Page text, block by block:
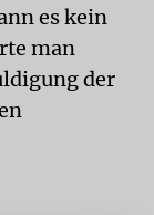
es kein
man
der